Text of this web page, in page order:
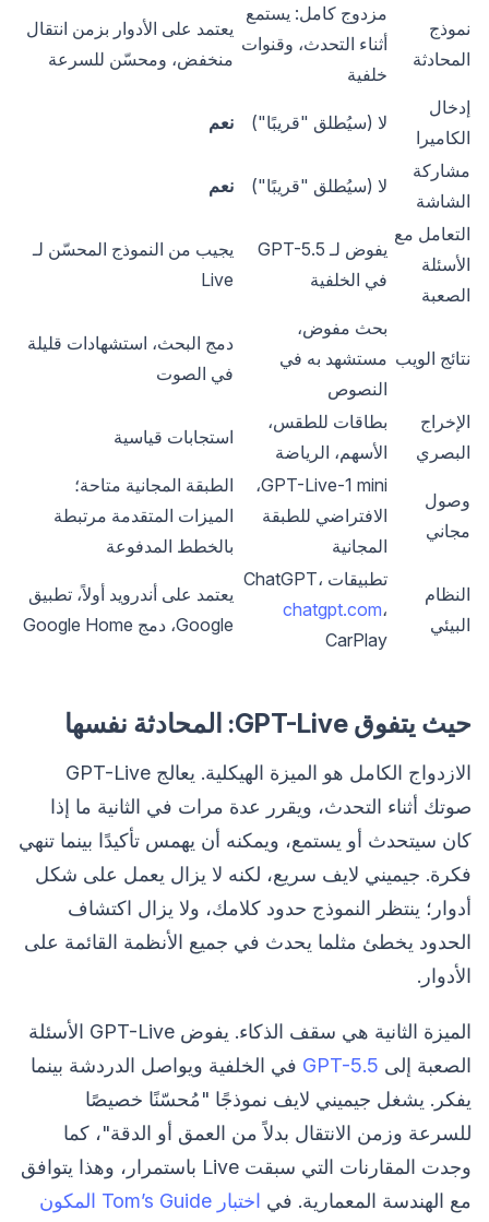
نموذج
المحادثة
مزدوج كامل: يستمع
أثناء التحدث، وقنوات
خلفية
يعتمد على الأدوار بزمن انتقال
منخفض، ومحسّن للسرعة
إدخال
الكاميرا
لا (سيُطلق "قريبًا") نعم
مشاركة
الشاشة
لا (سيُطلق "قريبًا") نعم
التعامل مع
الأسئلة
الصعبة
يفوض لـ GPT-5.5
في الخلفية
يجيب من النموذج المحسّن لـ
Live
نتائج الويب
بحث مفوض،
مستشهد به في
النصوص
دمج البحث، استشهادات قليلة
في الصوت
الإخراج
البصري
بطاقات للطقس،
الأسهم، الرياضة
استجابات قياسية
وصول
مجاني
GPT-Live-1 mini،
الافتراضي للطبقة
المجانية
الطبقة المجانية متاحة؛
الميزات المتقدمة مرتبطة
بالخطط المدفوعة
النظام
البيئي
تطبيقات ChatGPT،
chatgpt.com،
CarPlay
يعتمد على أندرويد أولاً، تطبيق
Google، دمج Google Home
حيث يتفوق GPT-Live: المحادثة نفسها
الازدواج الكامل هو الميزة الهيكلية. يعالج GPT-Live
صوتك أثناء التحدث، ويقرر عدة مرات في الثانية ما إذا
كان سيتحدث أو يستمع، ويمكنه أن يهمس تأكيدًا بينما تنهي
فكرة. جيميني لايف سريع، لكنه لا يزال يعمل على شكل
أدوار؛ ينتظر النموذج حدود كلامك، ولا يزال اكتشاف
الحدود يخطئ مثلما يحدث في جميع الأنظمة القائمة على
الأدوار.
الميزة الثانية هي سقف الذكاء. يفوض GPT-Live الأسئلة
الصعبة إلى GPT-5.5 في الخلفية ويواصل الدردشة بينما
يفكر. يشغل جيميني لايف نموذجًا "مُحسّنًا خصيصًا
للسرعة وزمن الانتقال بدلاً من العمق أو الدقة"، كما
وجدت المقارنات التي سبقت Live باستمرار، وهذا يتوافق
مع الهندسة المعمارية. في
اختبار Tom’s Guide المكون